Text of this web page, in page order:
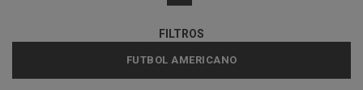
FILTROS
FUTBOL AMERICANO